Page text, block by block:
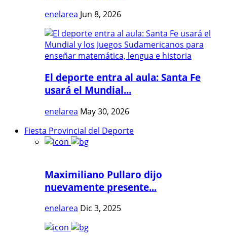
enelarea Jun 8, 2026
El deporte entra al aula: Santa Fe
usará el Mundial...
enelarea May 30, 2026
Fiesta Provincial del Deporte
Maximiliano Pullaro dijo
nuevamente presente...
enelarea Dic 3, 2025